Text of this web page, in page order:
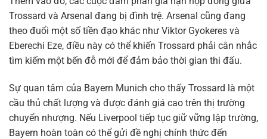
Trossard và Arsenal đang bị đình trệ. Arsenal cũng đang
theo đuổi một số tiền đạo khác như Viktor Gyokeres và
Eberechi Eze, điều này có thể khiến Trossard phải cân nhắc
tìm kiếm một bến đỗ mới để đảm bảo thời gian thi đấu.
Sự quan tâm của Bayern Munich cho thấy Trossard là một
cầu thủ chất lượng và được đánh giá cao trên thị trường
chuyển nhượng. Nếu Liverpool tiếp tục giữ vững lập trường,
Bayern hoàn toàn có thể gửi đề nghị chính thức đến